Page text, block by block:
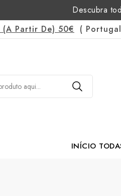
Descubra
(a Partir De) 50€ ( Portugal
INÍCIO